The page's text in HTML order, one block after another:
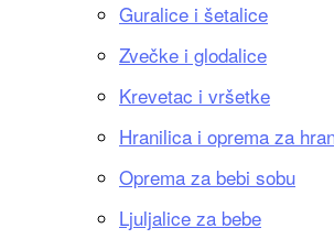
Guralice i šetalice
Zvečke i glodalice
Krevetac i vršetke
Hranilica i oprema za
Oprema za bebi sobu
Ljuljalice za bebe